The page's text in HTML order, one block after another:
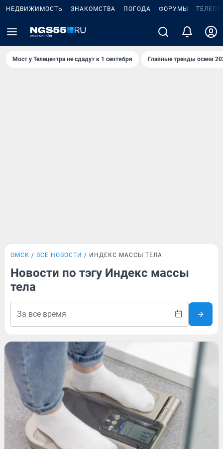
НЕДВИЖИМОСТЬ ЗНАКОМСТВА ПОГОДА ФОРУМЫ
Мост у Телецентра не сдадут к 1 сентября Главные тренды осени
ОМСК ВСЕ НОВОСТИ ИНДЕКС МАССЫ ТЕЛА
Новости по тэгу Индекс массы
тела